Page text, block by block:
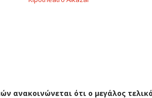
ανακοινώνεται ότι ο μεγάλος